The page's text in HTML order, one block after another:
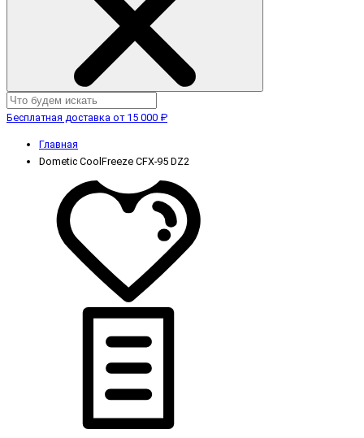
Бесплатная доставка от 15 000 ₽
Главная
Dometic CoolFreeze CFX-95 DZ2